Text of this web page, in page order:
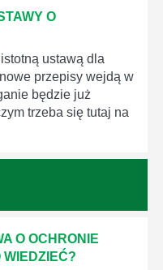
O
ustawą dla
przepisy wejdą w
będzie już
trzeba się tutaj na
O OCHRONIE
WIEDZIEĆ?